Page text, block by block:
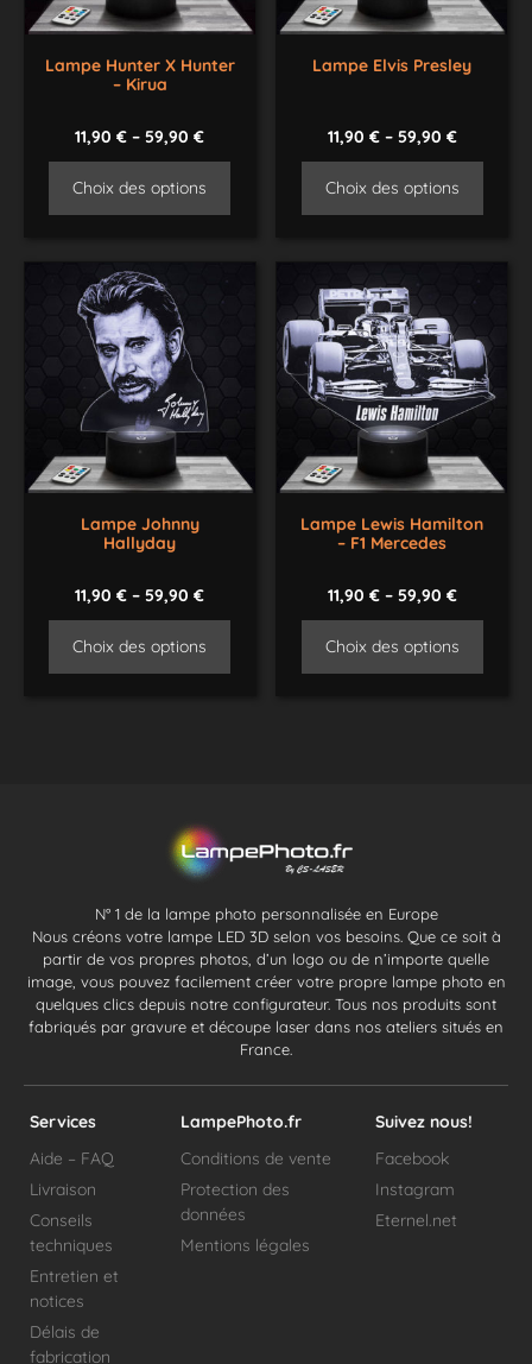
Lampe Hunter X Hunter
– Kirua
11,90€ –59,90€
Choix des options
Lampe Elvis Presley
11,90 €– 59,90 €
Choix des options
Lampe Johnny
Hallyday
11,90€ –59,90€
Choix des options
Lampe Lewis Hamilton
– F1 Mercedes
11,90 €– 59,90 €
Choix des options
N° 1 de la lampe photo personnalisée en Europe
Nous créons votre lampe LED 3D selon vos besoins. Que ce soit à
partir de vos propres photos, d’un logo ou de n’importe quelle
image, vous pouvez facilement créer votre propre lampe photo en
quelques clics depuis notre configurateur. Tous nos produits sont
fabriqués par gravure et découpe laser dans nos ateliers situés en
France.
Services
Aide – FAQ
Livraison
Conseils
techniques
Entretien et
notices
Délais de
fabrication
LampePhoto.fr
Conditions de vente
Protection des
données
Mentions légales
Suivez nous!
Facebook
Instagram
Eternel.net